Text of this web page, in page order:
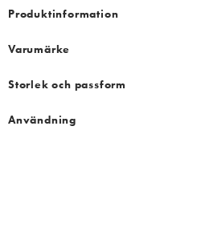
Produktinformation
Varumärke
Storlek och passform
Användning